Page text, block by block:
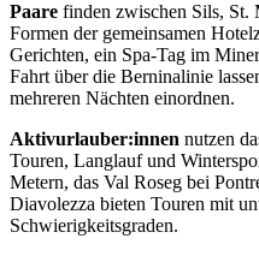
Paare finden zwischen Sils, St.
Formen der gemeinsamen
Gerichten, ein Spa-Tag im
Fahrt über die Berninalinie
mehreren Nächten einordnen.
Aktivurlauber:innen nutzen
Touren, Langlauf und
Metern, das Val Roseg bei
Diavolezza bieten Touren mit
Schwierigkeitsgraden.